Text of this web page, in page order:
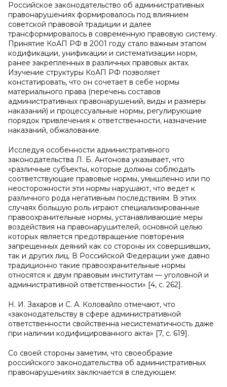
Российское законодательство об административных
правонарушениях формировалось под влиянием
советской правовой традиции и далее
трансформировалось в современную правовую систему.
Принятие КоАП РФ в 2001 году стало важным этапом
кодификации, унификации и систематизации норм,
ранее закрепленных в различных правовых актах.
Изучение структуры КоАП РФ позволяет
констатировать, что он сочетает в себе нормы
материального права (перечень составов
административных правонарушений, виды и размеры
наказаний) и процессуальные нормы, регулирующие
порядок привлечения к ответственности, назначение
наказаний, обжалование.
Исследуя особенности административного
законодательства Л. Б. Антонова указывает, что
«различные субъекты, которые должны соблюдать
соответствующие правовые нормы, умышленно или по
неосторожности эти нормы нарушают, что ведет к
различного рода негативным последствиям. В этих
случаях большую роль играют специализированные
правоохранительные нормы, устанавливающие меры
воздействия на правонарушителей, основной целью
которых является предотвращение повторения
запрещенных деяний как со стороны их совершивших,
так и других лиц. В Российской Федерации уже давно
традиционно такие правоохранительные нормы
относятся к двум правовым институтам — уголовной и
административной ответственности» [4, с. 262].
Н. И. Захаров и С. А. Коловайло отмечают, что
«законодательству в сфере административной
ответственности свойственна несистематичность даже
при наличии кодифицированного акта» [7, с. 619].
Со своей стороны заметим, что своеобразие
российского законодательства об административных
правонарушениях заключается в следующем: